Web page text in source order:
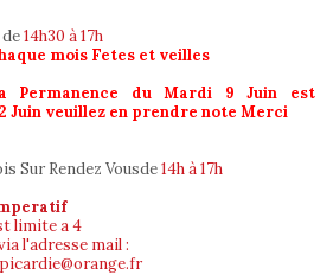
de14h30 à 17h
mois Fetes et veilles
Permanence du Mardi 9 Juin est
Juin veuillez en prendre note Merci
Sur Rendez Vousde14h à 17h
limite a 4
l'adresse mail :